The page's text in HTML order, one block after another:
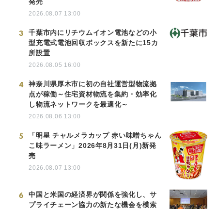
発売
2026.08.07 13:00
3
千葉市内にリチウムイオン電池などの小
型充電式電池回収ボックスを新たに15カ
所設置
2026.08.05 16:00
4
神奈川県厚木市に初の自社運営型物流拠
点が稼働～住宅資材物流を集約・効率化
し物流ネットワークを最適化～
2026.08.06 13:00
5
「明星 チャルメラカップ 赤い味噌ちゃん
こ味ラーメン」2026年8月31日(月)新発
売
2026.08.07 13:00
6
中国と米国の経済界が関係を強化し、サ
プライチェーン協力の新たな機会を模索